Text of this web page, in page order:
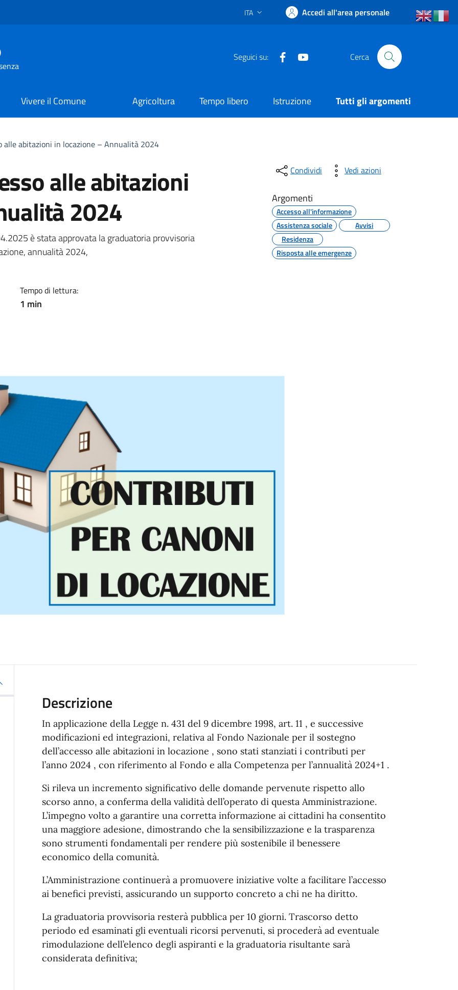
Lingua attiva:
ITA Accedi all'area personale
Seguici su: Facebook Cerca
Vivere il Comune Agricoltura Tempo libero Istruzione Tutti gli argomenti
alle abitazioni in locazione – Annualità 2024
alle abitazioni
2024
è stata approvata la graduatoria provvisoria
annualità 2024,
Tempo di lettura:
1 min
Condividi Vedi azioni
Argomenti
Accesso all'informazione
Assistenza sociale
Avvisi
Residenza
Risposta alle emergenze
Descrizione
In applicazione della Legge n. 431 del 9 dicembre 1998, art. 11 , e successive
modificazioni ed integrazioni, relativa al Fondo Nazionale per il sostegno
dell’accesso alle abitazioni in locazione , sono stati stanziati i contributi per
l’anno 2024 , con riferimento al Fondo e alla Competenza per l’annualità 2024+1 .
Si rileva un incremento significativo delle domande pervenute rispetto allo
scorso anno, a conferma della validità dell’operato di questa Amministrazione.
L’impegno volto a garantire una corretta informazione ai cittadini ha consentito
una maggiore adesione, dimostrando che la sensibilizzazione e la trasparenza
sono strumenti fondamentali per rendere più sostenibile il benessere
economico della comunità.
L’Amministrazione continuerà a promuovere iniziative volte a facilitare l’accesso
ai benefici previsti, assicurando un supporto concreto a chi ne ha diritto.
La graduatoria provvisoria resterà pubblica per 10 giorni. Trascorso detto
periodo ed esaminati gli eventuali ricorsi pervenuti, si procederà ad eventuale
rimodulazione dell’elenco degli aspiranti e la graduatoria risultante sarà
considerata definitiva;